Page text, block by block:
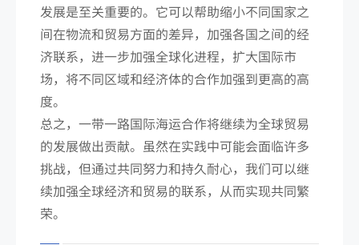
发展是至关重要的。它可以帮助缩小不同国家之
间在物流和贸易方面的差异，加强各国之间的经
济联系，进一步加强全球化进程，扩大国际市
场，将不同区域和经济体的合作加强到更高的高
度。
总之，一带一路国际海运合作将继续为全球贸易
的发展做出贡献。虽然在实践中可能会面临许多
挑战，但通过共同努力和持久耐心，我们可以继
续加强全球经济和贸易的联系，从而实现共同繁
荣。